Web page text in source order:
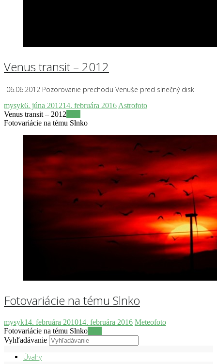
Venus transit – 2012
06.06.2012 Pozorovanie prechodu Venuše pred slnečný disk
mysyk6. júna 201214. februára 2016 Astrofoto
Venus transit – 2012
Fotovariácie na tému Slnko
Fotovariácie na tému Slnko
mysyk14. februára 201014. februára 2016 Meteofoto
Fotovariácie na tému Slnko
Vyhľadávanie
Úvahy